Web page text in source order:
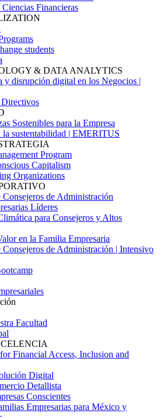
Financieras
students
& DATA ANALYTICS
y disrupción digital en los Negocios |
Sostenibles para la Empresa
la sustentabilidad | EMERITUS
Program
Capitalism
Organizations
de Administración
Líderes
para Consejeros y Altos
en la Familia Empresaria
Consejeros de Administración | Intensivo
Facultad
Financial Access, Inclusion and
Digital
Detallista
Conscientes
Empresarias para México y